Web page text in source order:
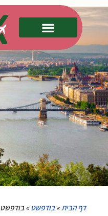
דף הבית»בודפשט»בודפשט